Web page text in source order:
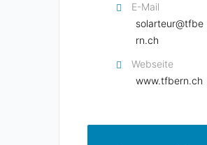
E-Mail
solarteur@tfbe
rn.ch
Webseite
www.tfbern.ch